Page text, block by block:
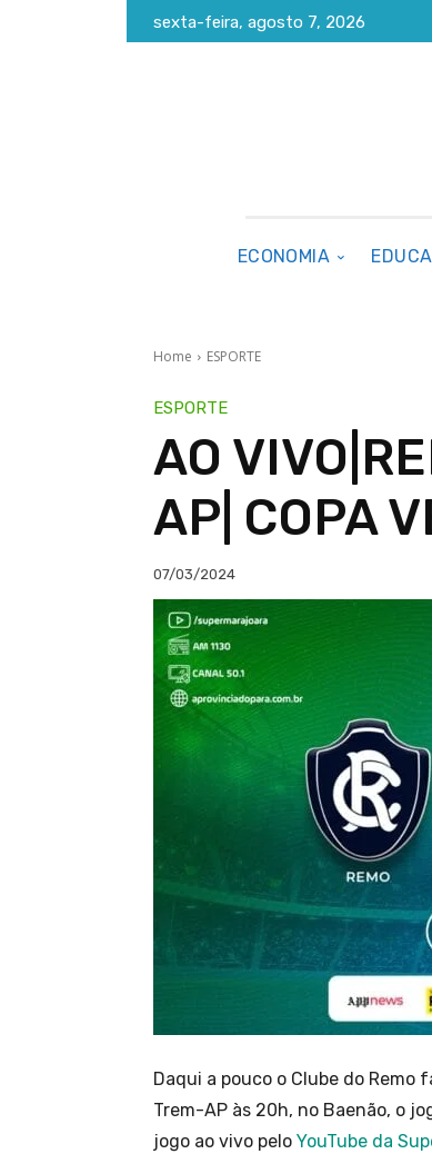
sexta-feira, agosto 7, 2026
ECONOMIA
Home ESPORTE
ESPORTE
AO
AP| COPA
07/03/2024
Daqui a pouco o Clube do Remo
Trem-AP às 20h, no Baenão, o
jogo ao vivo pelo YouTube da